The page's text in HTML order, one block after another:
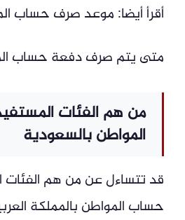
أقرأ أيضا: موعد صرف حساب
متى يتم صرف دفعة حساب
من هم الفئات
المواطن بالسعودية
قد تتساءل عن من هم
حساب المواطن بالمملكة